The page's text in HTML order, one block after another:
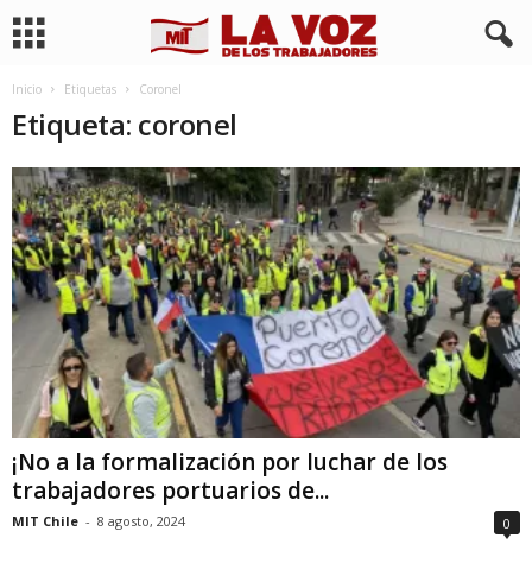
Inicio Etiquetas Coronel
Etiqueta: coronel
¡No a la formalización por luchar de los
trabajadores portuarios de...
MIT Chile - 8 agosto, 2024 0